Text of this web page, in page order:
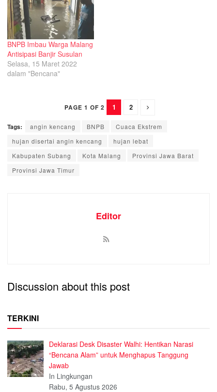
BNPB Imbau Warga Malang
Antisipasi Banjir Susulan
Selasa, 15 Maret 2022
dalam "Bencana"
PAGE 1 OF 2 1 2
Tags: angin kencang BNPB
Cuaca Ekstrem
hujan disertai angin kencang
hujan lebat
Kabupaten Subang
Kota Malang
Provinsi Jawa Barat
Provinsi Jawa Timur
Editor
Discussion about this post
TERKINI
Deklarasi Desk Disaster Walhi: Hentikan Narasi
“Bencana Alam” untuk Menghapus Tanggung
Jawab
In Lingkungan
Rabu, 5 Agustus 2026